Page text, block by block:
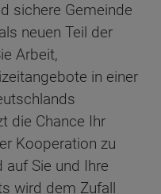
sichere Gemeinde
neuen Teil der
Arbeit,
in einer
die Chance Ihr
Kooperation zu
auf Sie und Ihre
wird dem Zufall